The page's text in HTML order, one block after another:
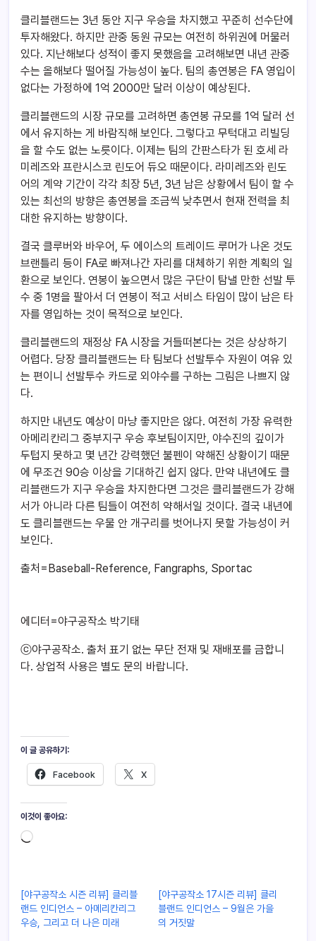
클리블랜드는 3년 동안 지구 우승을 차지했고 꾸준히 선수단에
투자해왔다. 하지만 관중 동원 규모는 여전히 하위권에 머물러
있다. 지난해보다 성적이 좋지 못했음을 고려해보면 내년 관중
수는 올해보다 떨어질 가능성이 높다. 팀의 총연봉은 FA 영입이
없다는 가정하에 1억 2000만 달러 이상이 예상된다.
클리블랜드의 시장 규모를 고려하면 총연봉 규모를 1억 달러 선
에서 유지하는 게 바람직해 보인다. 그렇다고 무턱대고 리빌딩
을 할 수도 없는 노릇이다. 이제는 팀의 간판스타가 된 호세 라
미레즈와 프란시스코 린도어 듀오 때문이다. 라미레즈와 린도
어의 계약 기간이 각각 최장 5년, 3년 남은 상황에서 팀이 할 수
있는 최선의 방향은 총연봉을 조금씩 낮추면서 현재 전력을 최
대한 유지하는 방향이다.
결국 클루버와 바우어, 두 에이스의 트레이드 루머가 나온 것도
브랜틀리 등이 FA로 빠져나간 자리를 대체하기 위한 계획의 일
환으로 보인다. 연봉이 높으면서 많은 구단이 탐낼 만한 선발 투
수 중 1명을 팔아서 더 연봉이 적고 서비스 타임이 많이 남은 타
자를 영입하는 것이 목적으로 보인다.
클리블랜드의 재정상 FA 시장을 거들떠본다는 것은 상상하기
어렵다. 당장 클리블랜드는 타 팀보다 선발투수 자원이 여유 있
는 편이니 선발투수 카드로 외야수를 구하는 그림은 나쁘지 않
다.
하지만 내년도 예상이 마냥 좋지만은 않다. 여전히 가장 유력한
아메리칸리그 중부지구 우승 후보팀이지만, 야수진의 깊이가
두텁지 못하고 몇 년간 강력했던 불펜이 약해진 상황이기 때문
에 무조건 90승 이상을 기대하긴 쉽지 않다. 만약 내년에도 클
리블랜드가 지구 우승을 차지한다면 그것은 클리블랜드가 강해
서가 아니라 다른 팀들이 여전히 약해서일 것이다. 결국 내년에
도 클리블랜드는 우물 안 개구리를 벗어나지 못할 가능성이 커
보인다.
출처=Baseball-Reference, Fangraphs, Sportac
에디터=야구공작소 박기태
ⓒ야구공작소. 출처 표기 없는 무단 전재 및 재배포를 금합니
다. 상업적 사용은 별도 문의 바랍니다.
이 글 공유하기:
Facebook X
이것이 좋아요:
[야구공작소 시즌 리뷰] 클리블
랜드 인디언스 – 아메리칸리그
우승, 그리고 더 나은 미래
[야구공작소 17시즌 리뷰] 클리
블랜드 인디언스 – 9월은 가을
의 거짓말